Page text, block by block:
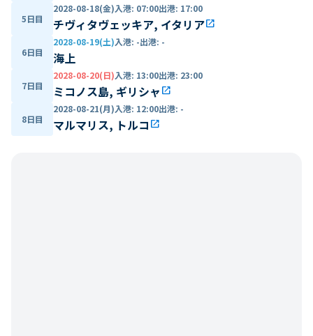
5日目
2028-08-18(金)入港: 07:00出港: 17:00
チヴィタヴェッキア, イタリアopen_in_new
6日目
2028-08-19(土)入港: -出港: -
海上
7日目
2028-08-20(日)入港: 13:00出港: 23:00
ミコノス島, ギリシャ open_in_new
8日目
2028-08-21(月)入港: 12:00出港: -
マルマリス, トルコ open_in_new